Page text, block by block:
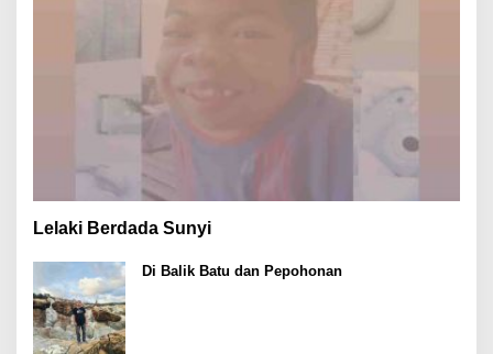
Lelaki Berdada Sunyi
Di Balik Batu dan Pepohonan